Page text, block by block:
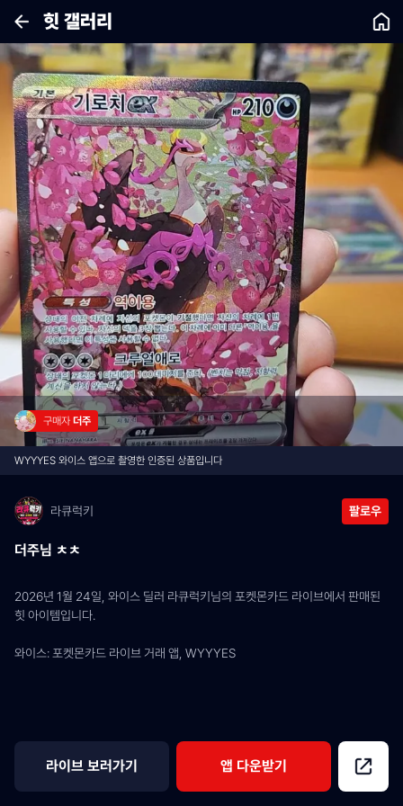
힛 갤러리
구매자 더주
WYYYES 와이스 앱으로 촬영한 인증된 상품입니다
라큐럭키 팔로우
더주님 ㅊㅊ
2026년 1월 24일, 와이스 딜러 라큐럭키님의 포켓몬카드 라이브에서 판매된
힛 아이템입니다.
와이스: 포켓몬카드 라이브 거래 앱, WYYYES
라이브 보러가기 앱 다운받기